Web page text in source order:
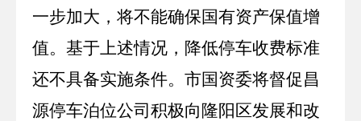
一步加大，将不能确保国有资产保值增
值。基于上述情况，降低停车收费标准
还不具备实施条件。市国资委将督促昌
源停车泊位公司积极向隆阳区发展和改